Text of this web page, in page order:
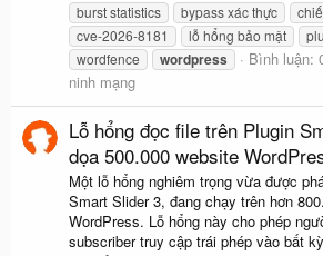
burst statistics
bypass xác thực
cve-2026-8181
lỗ hổng bảo mật
wordfence wordpress Bình luận:
ninh mạng
Lỗ hổng đọc file trên Plugin
dọa 500.000 website
Một lỗ hổng nghiêm trọng vừa được
Smart Slider 3, đang chạy trên hơn
WordPress. Lỗ hổng này cho phép
subscriber truy cập trái phép vào bất